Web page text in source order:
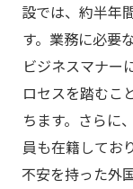
設では、約半年
す。業務に必要
ビジネスマナー
ロセスを踏むこ
ちます。さらに
員も在籍してお
不安を持った外